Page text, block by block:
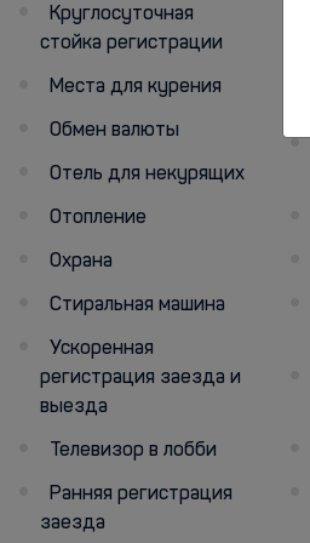
Круглосуточная
стойка регистрации
Места для курения
Обмен валюты
Отель для некурящих
Отопление
Охрана
Стиральная машина
Ускоренная
регистрация заезда и
выезда
Телевизор в лобби
Ранняя регистрация
заезда